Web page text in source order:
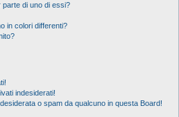
di uno di essi?
in colori differenti?
indesiderati!
o spam da qualcuno in questa Board!